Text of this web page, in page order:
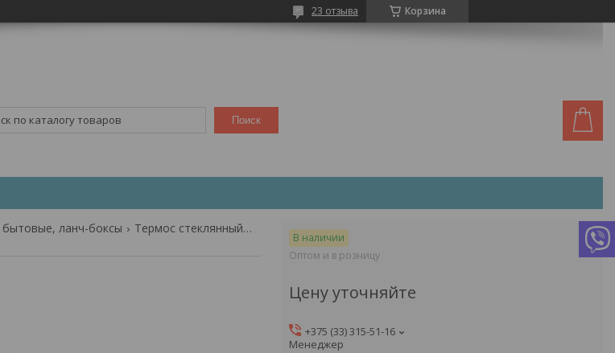
Корзина
23 отзыва
Поиск
ланч-боксы Термос стеклянный 1 л mimi
В наличии
Оптом и в розницу
Цену уточняйте
+375 (33) 315-51-16
Менеджер